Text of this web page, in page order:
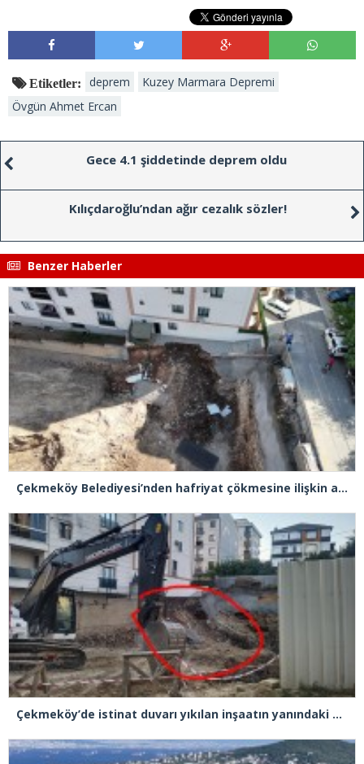
Etiketler: deprem
Kuzey Marmara Depremi
Övgün Ahmet Ercan
Gece 4.1 şiddetinde deprem oldu
Kılıçdaroğlu’ndan ağır cezalık sözler!
Benzer Haberler
Çekmeköy Belediyesi’nden hafriyat çökmesine ilişkin açıklama
Çekmeköy’de istinat duvarı yıkılan inşaatın yanındaki 5 katlı bina boşaltıldı